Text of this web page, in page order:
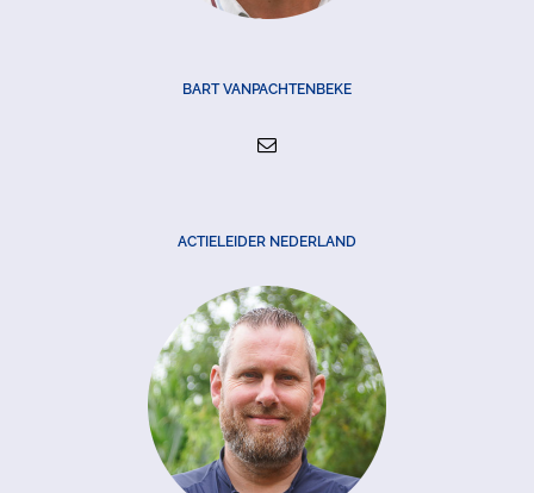
BART VANPACHTENBEKE
ACTIELEIDER NEDERLAND